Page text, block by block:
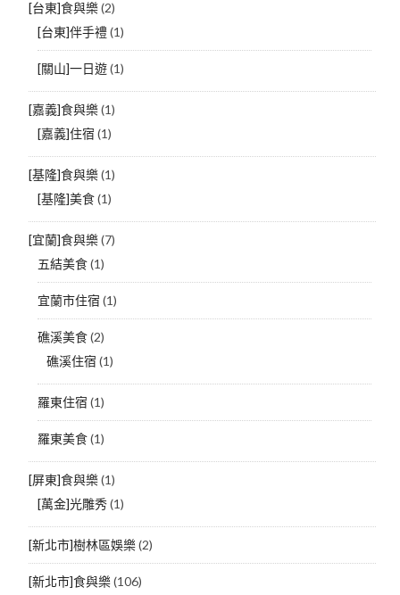
[台東]食與樂(2)
[台東]伴手禮(1)
[關山]一日遊(1)
[嘉義]食與樂(1)
[嘉義]住宿 (1)
[基隆]食與樂(1)
[基隆]美食(1)
[宜蘭]食與樂(7)
五結美食(1)
宜蘭市住宿 (1)
礁溪美食(2)
礁溪住宿 (1)
羅東住宿 (1)
羅東美食(1)
[屏東]食與樂(1)
[萬金]光雕秀(1)
[新北市]樹林區娛樂(2)
[新北市]食與樂(106)